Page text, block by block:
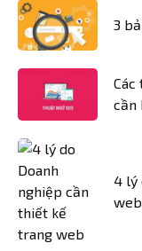
3
Các
cần
4 lý
web